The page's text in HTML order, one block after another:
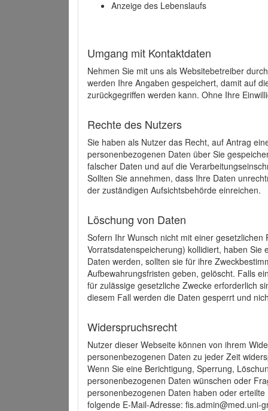
Anzeige des Lebenslaufs
Umgang mit Kontaktdaten
Nehmen Sie mit uns als Websitebetreiber
werden Ihre Angaben gespeichert, damit auf
zurückgegriffen werden kann. Ohne Ihre
Rechte des Nutzers
Sie haben als Nutzer das Recht, auf Antrag
personenbezogenen Daten über Sie
falscher Daten und auf die
Sollten Sie annehmen, dass Ihre Daten
der zuständigen Aufsichtsbehörde einreichen.
Löschung von Daten
Sofern Ihr Wunsch nicht mit einer
Vorratsdatenspeicherung) kollidiert, haben
Daten werden, sollten sie für ihre
Aufbewahrungsfristen geben, gelöscht. Falls
für zulässige gesetzliche Zwecke erforderlich
diesem Fall werden die Daten gesperrt und
Widerspruchsrecht
Nutzer dieser Webseite können von ihrem
personenbezogenen Daten zu jeder Zeit
Wenn Sie eine Berichtigung, Sperrung,
personenbezogenen Daten wünschen oder
personenbezogenen Daten haben oder
folgende E-Mail-Adresse: fis.admin@med.uni-